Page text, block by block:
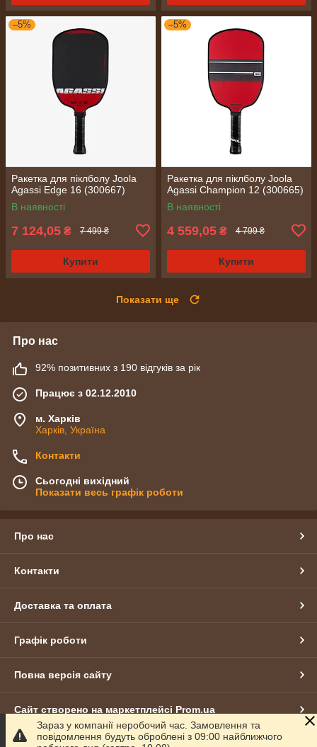
–5%
Ракетка для піклболу Joola
Agassi Edge 16 (300667)
В наявності
7 124,05 ₴ 7 499 ₴
Купити
–5%
Ракетка для піклболу Joola
Agassi Champion 12 (300665)
В наявності
4 559,05 ₴ 4 799 ₴
Купити
Показати ще
Про нас
92% позитивних з 190 відгуків за рік
Працює з 02.12.2010
м. Харків
Харків, Україна
Контакти
Сьогодні вихідний
Показати весь графік роботи
Про нас
Контакти
Доставка та оплата
Графік роботи
Повна версія сайту
Сайт створено на маркетплейсі Prom.ua
Політика конфіденційності
Зараз у компанії неробочий час. Замовлення та
повідомлення будуть оброблені з 09:00 найближчого